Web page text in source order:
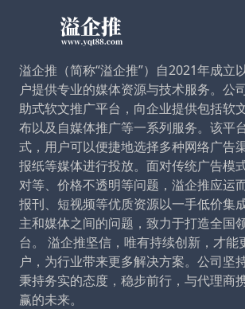
溢企推（简称“溢企推”）自2021年成立
户提供专业的媒体资源与技术服务。公
助式软文推广平台，向企业提供包括软
布以及自媒体推广等一系列服务。该平
式，用户可以便捷地选择多种网络广告
报纸等媒体进行投放。面对传统广告模
对等、价格不透明等问题，溢企推应运
报刊、短视频等优质资源以一手低价集
主和媒体之间的问题，致力于打造全国
台。 溢企推坚信，唯有持续创新，才能
户，为行业带来更多解决方案。公司坚
秉持务实的态度，稳步前行，与代理商
赢的未来。